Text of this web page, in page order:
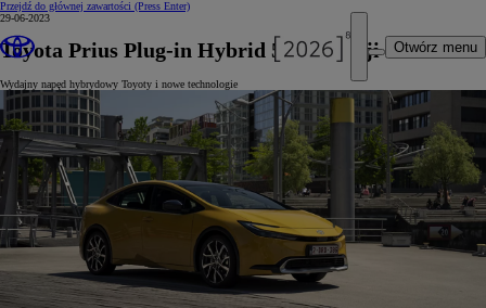
Przejdź do głównej zawartości (Press Enter)
Otwórz menu
29-06-2023
Toyota Prius Plug-in Hybrid 5. generacji
Wydajny napęd hybrydowy Toyoty i nowe technologie